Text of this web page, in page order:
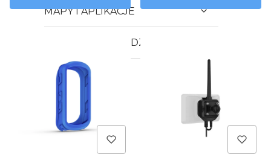
MAPY I APLIKACJE
OBSŁUGA PIENIĘDZY
OUTLET